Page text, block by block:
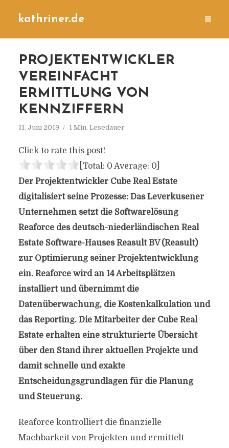
kathriner.de
PROJEKTENTWICKLER
VEREINFACHT
ERMITTLUNG VON
KENNZIFFERN
11. Juni 2019 1 Min. Lesedauer
Click to rate this post!
[Total: 0 Average: 0]
Der Projektentwickler Cube Real Estate
digitalisiert seine Prozesse: Das Leverkusener
Unternehmen setzt die Softwarelösung
Reaforce des deutsch-niederländischen Real
Estate Software-Hauses Reasult BV (Reasult)
zur Optimierung seiner Projektentwicklung
ein. Reaforce wird an 14 Arbeitsplätzen
installiert und übernimmt die
Datenüberwachung, die Kostenkalkulation und
das Reporting. Die Mitarbeiter der Cube Real
Estate erhalten eine strukturierte Übersicht
über den Stand ihrer aktuellen Projekte und
damit schnelle und exakte
Entscheidungsgrundlagen für die Planung
und Steuerung.
Reaforce kontrolliert die finanzielle
Machbarkeit von Projekten und ermittelt